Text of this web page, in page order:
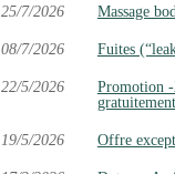
25/7/2026 Massage
08/7/2026 Fuites
22/5/2026
Promotion
gratuitement
19/5/2026 Offre